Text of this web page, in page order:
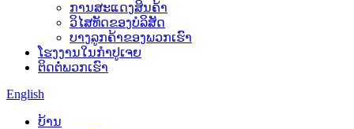
ການສະແດງສິນຄ້າ
ວິໄສທັດຂອງບໍລິສັດ
ບາງ​ລູກ​ຄ້າ​ຂອງ​ພວກ​ເຮົາ​
ໂຮງງານໃນກຳປູເຈຍ
ຕິດຕໍ່ພວກເຮົາ
English
ບ້ານ